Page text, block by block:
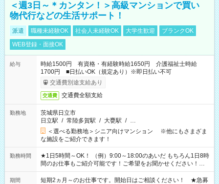
＜週3日～＊カンタン！＞高級マンションで買い
物代行などの生活サポート！
派遣 職種未経験OK 社会人未経験OK 大学生歓迎
ブランクOK
WEB登録・面接OK
給与
時給1500円 有資格・有経験時給1650円 介護福祉士時給
1700円 ■日払いOK（規定あり）※即日払い不可
交通費別途支給あり
交通費 交通費全額支給
勤務地
茨城県日立市
日立駅 / 常陸多賀駅 / 大甕駅 / …
＜選べる勤務地＞シニア向けマンション ※他にもさまざま
な施設をご紹介できます！
勤務時間
★1日5時間～OK！ （例）9:00～18:00のあいだ もちろん1日8時
間のお仕事もご紹介可能です！ご希望をお聞かせください！★
家庭の都合でお休みが必要な場合も遠慮なくご相談ください。
※週最低15時間以上の勤務が必要です
期間
短期2ヵ月～のお仕事です。開始日はご相談ください！ ★急募